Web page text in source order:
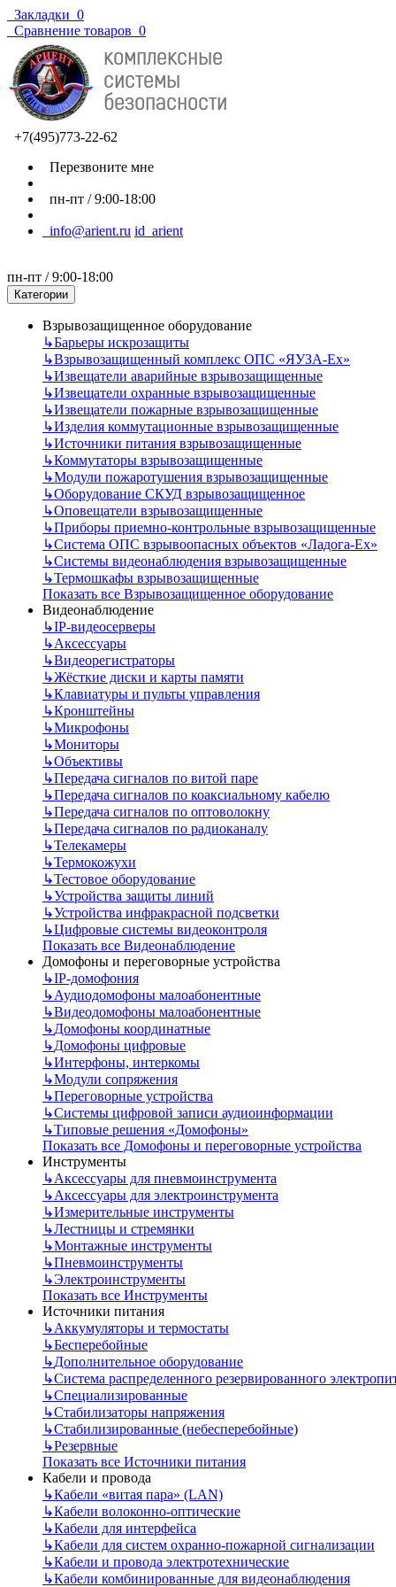
Закладки 0
Сравнение товаров 0
+7(495)773-22-62
Перезвоните мне
пн-пт / 9:00-18:00
info@arient.ru id_arient
пн-пт / 9:00-18:00
Категории
Взрывозащищенное оборудование
↳Барьеры искрозащиты
↳Взрывозащищенный комплекс ОПС «ЯУЗА-Ех»
↳Извещатели аварийные взрывозащищенные
↳Извещатели охранные взрывозащищенные
↳Извещатели пожарные взрывозащищенные
↳Изделия коммутационные взрывозащищенные
↳Источники питания взрывозащищенные
↳Коммутаторы взрывозащищенные
↳Модули пожаротушения взрывозащищенные
↳Оборудование СКУД взрывозащищенное
↳Оповещатели взрывозащищенные
↳Приборы приемно-контрольные взрывозащищенные
↳Система ОПС взрывоопасных объектов «Ладога-Ex»
↳Системы видеонаблюдения взрывозащищенные
↳Термошкафы взрывозащищенные
Показать все Взрывозащищенное оборудование
Видеонаблюдение
↳IP-видеосерверы
↳Аксессуары
↳Видеорегистраторы
↳Жёсткие диски и карты памяти
↳Клавиатуры и пульты управления
↳Кронштейны
↳Микрофоны
↳Мониторы
↳Объективы
↳Передача сигналов по витой паре
↳Передача сигналов по коаксиальному кабелю
↳Передача сигналов по оптоволокну
↳Передача сигналов по радиоканалу
↳Телекамеры
↳Термокожухи
↳Тестовое оборудование
↳Устройства защиты линий
↳Устройства инфракрасной подсветки
↳Цифровые системы видеоконтроля
Показать все Видеонаблюдение
Домофоны и переговорные устройства
↳IP-домофония
↳Аудиодомофоны малоабонентные
↳Видеодомофоны малоабонентные
↳Домофоны координатные
↳Домофоны цифровые
↳Интерфоны, интеркомы
↳Модули сопряжения
↳Переговорные устройства
↳Системы цифровой записи аудиоинформации
↳Типовые решения «Домофоны»
Показать все Домофоны и переговорные устройства
Инструменты
↳Аксессуары для пневмоинструмента
↳Аксессуары для электроинструмента
↳Измерительные инструменты
↳Лестницы и стремянки
↳Монтажные инструменты
↳Пневмоинструменты
↳Электроинструменты
Показать все Инструменты
Источники питания
↳Аккумуляторы и термостаты
↳Бесперебойные
↳Дополнительное оборудование
↳Система распределенного резервированного
↳Специализированные
↳Стабилизаторы напряжения
↳Стабилизированные (небесперебойные)
↳Резервные
Показать все Источники питания
Кабели и провода
↳Кабели «витая пара» (LAN)
↳Кабели волоконно-оптические
↳Кабели для интерфейса
↳Кабели для систем охранно-пожарной сигнализации
↳Кабели и провода электротехнические
↳Кабели комбинированные для видеонаблюдения